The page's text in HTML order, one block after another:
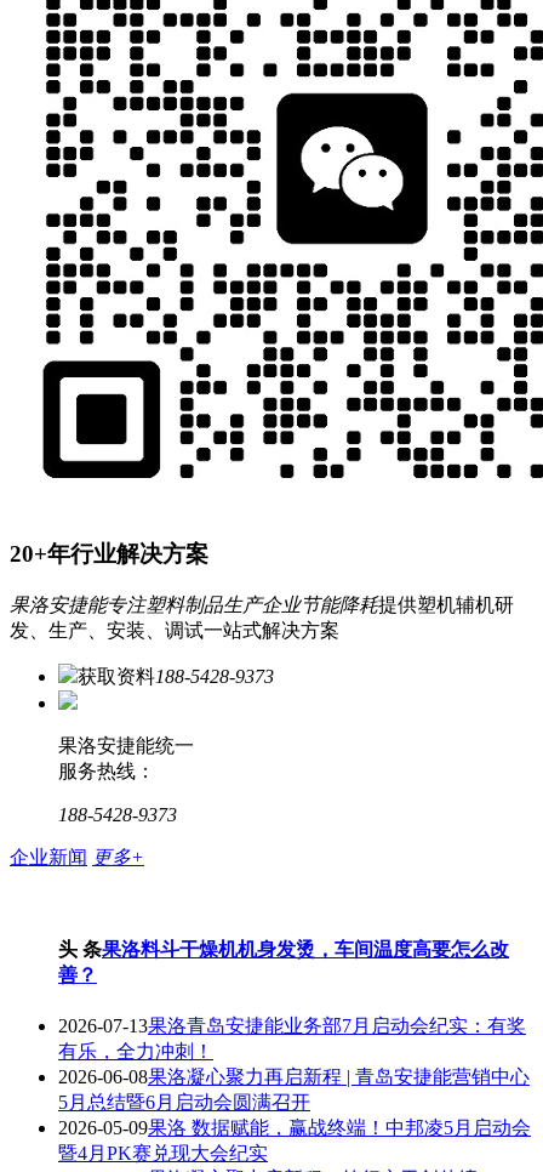
20+年行业解决方案
果洛安捷能专注塑料制品生产企业节能降耗提供塑机辅机研
发、生产、安装、调试一站式解决方案
获取资料188-5428-9373
果洛安捷能统一
服务热线：
188-5428-9373
企业新闻 更多+
头 条果洛料斗干燥机机身发烫，车间温度高要怎么改
善？
2026-07-13果洛青岛安捷能业务部7月启动会纪实：有奖
有乐，全力冲刺！
2026-06-08果洛凝心聚力再启新程 | 青岛安捷能营销中心
5月总结暨6月启动会圆满召开
2026-05-09果洛 数据赋能，赢战终端！中邦凌5月启动会
暨4月PK赛兑现大会纪实